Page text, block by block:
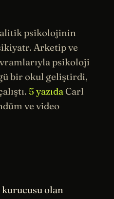
psikolojinin
Arketipve
psikoloji
bir okul geliştirdi,
5 yazıda Carl
ve video
olan